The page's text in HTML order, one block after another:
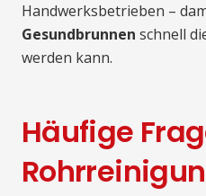
Handwerksbetrieben –
Gesundbrunnen schnell
werden kann.
Häufige